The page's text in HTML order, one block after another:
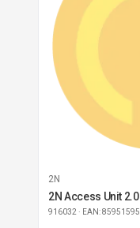
2N
2N Access Unit
916032 · EAN: